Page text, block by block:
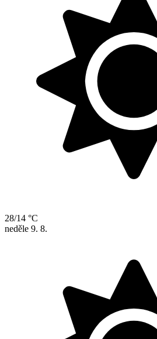
28/14 °C
neděle 9. 8.